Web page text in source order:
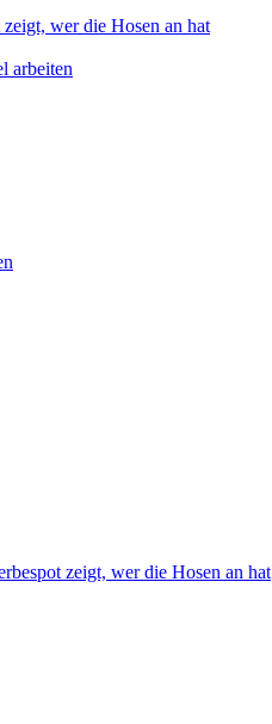
wer die Hosen an hat
arbeiten
zeigt, wer die Hosen an hat